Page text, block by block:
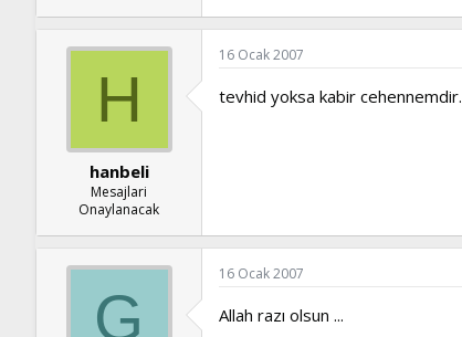
H
hanbeli
Mesajlari
Onaylanacak
16 Ocak 2007
tevhid yoksa kabir cehennemdir.
G
16 Ocak 2007
Allah razı olsun ...